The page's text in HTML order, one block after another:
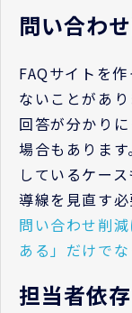
問い合わ
FAQサイトを
ないことがあり
回答が分かり
場合もありま
しているケー
導線を見直す必
問い合わせ削
ある」だけで
担当者依